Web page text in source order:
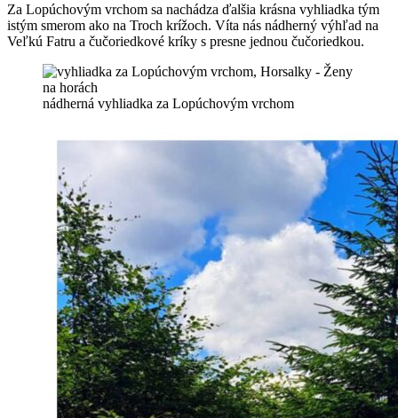
Za Lopúchovým vrchom sa nachádza ďalšia krásna vyhliadka tým
istým smerom ako na Troch krížoch. Víta nás nádherný výhľad na
Veľkú Fatru a čučoriedkové kríky s presne jednou čučoriedkou.
nádherná vyhliadka za Lopúchovým vrchom